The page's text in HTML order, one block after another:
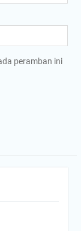
peramban ini